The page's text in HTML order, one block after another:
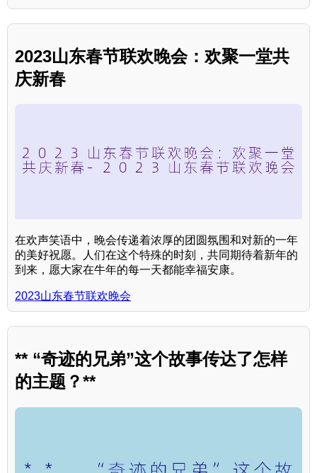
2023山东春节联欢晚会：欢聚一堂共
庆新春
在欢声笑语中，晚会传递着浓厚的团圆氛围和对新的一年
的美好祝愿。人们在这个特殊的时刻，共同期待着新年的
到来，愿大家在牛年的每一天都能幸福安康。
2023山东春节联欢晚会
** “奇迹的兄弟”这个故事传达了怎样
的主题？**